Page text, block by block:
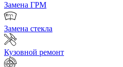
Замена ГРМ
Замена стекла
Кузовной ремонт